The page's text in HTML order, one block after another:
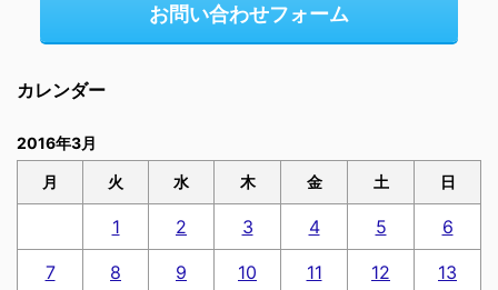
お問い合わせフォーム
カレンダー
2016年3月
月 火 水 木 金 土 日
1 2 3 4 5 6
7 8 9 10 11 12 13